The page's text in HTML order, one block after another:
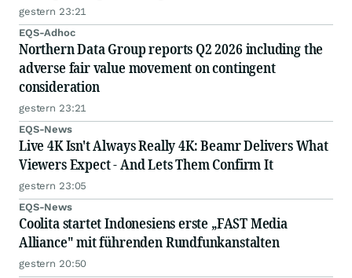
gestern 23:21
EQS-Adhoc
Northern Data Group reports Q2 2026 including the
adverse fair value movement on contingent
consideration
gestern 23:21
EQS-News
Live 4K Isn't Always Really 4K: Beamr Delivers What
Viewers Expect - And Lets Them Confirm It
gestern 23:05
EQS-News
Coolita startet Indonesiens erste „FAST Media
Alliance" mit führenden Rundfunkanstalten
gestern 20:50